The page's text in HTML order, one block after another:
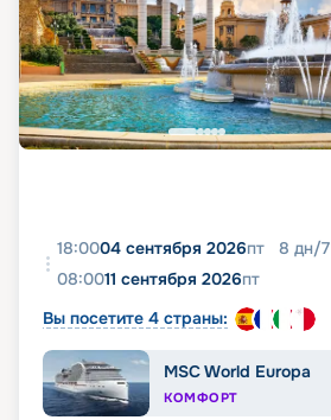
18:0004 сентября 2026пт 8 дн/7
08:0011 сентября 2026пт
Вы посетите 4 страны:
MSC World Europa
КОМФОРТ